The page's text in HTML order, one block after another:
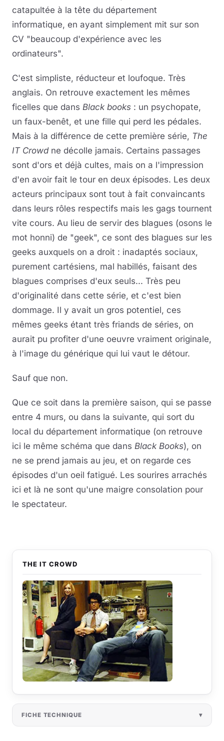
catapultée à la tête du département
informatique, en ayant simplement mit sur son
CV "beaucoup d'expérience avec les
ordinateurs".
C'est simpliste, réducteur et loufoque. Très
anglais. On retrouve exactement les mêmes
ficelles que dans Black books : un psychopate,
un faux-benêt, et une fille qui perd les pédales.
Mais à la différence de cette première série, The
IT Crowdne décolle jamais. Certains passages
sont d'ors et déjà cultes, mais on a l'impression
d'en avoir fait le tour en deux épisodes. Les deux
acteurs principaux sont tout à fait convaincants
dans leurs rôles respectifs mais les gags tournent
vite cours. Au lieu de servir des blagues (osons le
mot honni) de "geek", ce sont des blagues sur les
geeks auxquels on a droit : inadaptés sociaux,
purement cartésiens, mal habillés, faisant des
blagues comprises d'eux seuls... Très peu
d'originalité dans cette série, et c'est bien
dommage. Il y avait un gros potentiel, ces
mêmes geeks étant très friands de séries, on
aurait pu profiter d'une oeuvre vraiment originale,
à l'image du générique qui lui vaut le détour.
Sauf que non.
Que ce soit dans la première saison, qui se passe
entre 4 murs, ou dans la suivante, qui sort du
local du département informatique (on retrouve
ici le même schéma que dans Black Books), on
ne se prend jamais au jeu, et on regarde ces
épisodes d'un oeil fatigué. Les sourires arrachés
ici et là ne sont qu'une maigre consolation pour
le spectateur.
THE IT CROWD
FICHE TECHNIQUE